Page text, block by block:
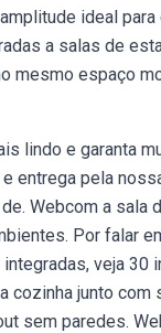
ideal
a salas de
mesmo espaço
lindo e garanta
entrega pela
Webcom a sala
Por falar
veja
junto com
sem paredes.